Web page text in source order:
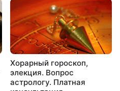
Хорарный гороскоп,
элекция. Вопрос
астрологу. Платная